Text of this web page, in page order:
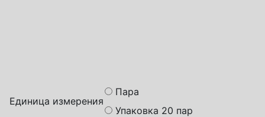
Единица измерения
Пара
Упаковка 20 пар